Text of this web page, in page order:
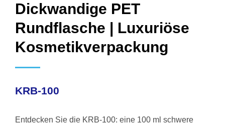
Dickwandige PET
Rundflasche | Luxuriöse
Kosmetikverpackung
KRB-100
Entdecken Sie die KRB-100: eine 100 ml schwere